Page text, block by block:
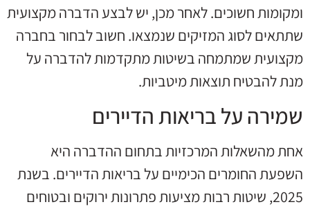
ומקומות חשוכים. לאחר מכן, יש לבצע הדברה מקצועית
שתתאים לסוג המזיקים שנמצאו. חשוב לבחור בחברה
מקצועית שמתמחה בשיטות מתקדמות להדברה על
מנת להבטיח תוצאות מיטביות.
שמירה על בריאות הדיירים
אחת מהשאלות המרכזיות בתחום ההדברה היא
השפעת החומרים הכימיים על בריאות הדיירים. בשנת
2025, שיטות רבות מציעות פתרונות ירוקים ובטוחים